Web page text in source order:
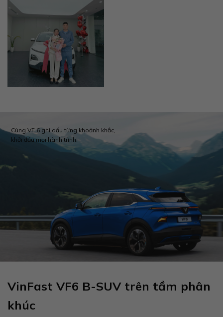
Cùng VF 6 ghi dấu từng khoảnh khắc,
khởi đầu mọi hành trình.
VinFast VF6 B-SUV trên tầm phân
khúc